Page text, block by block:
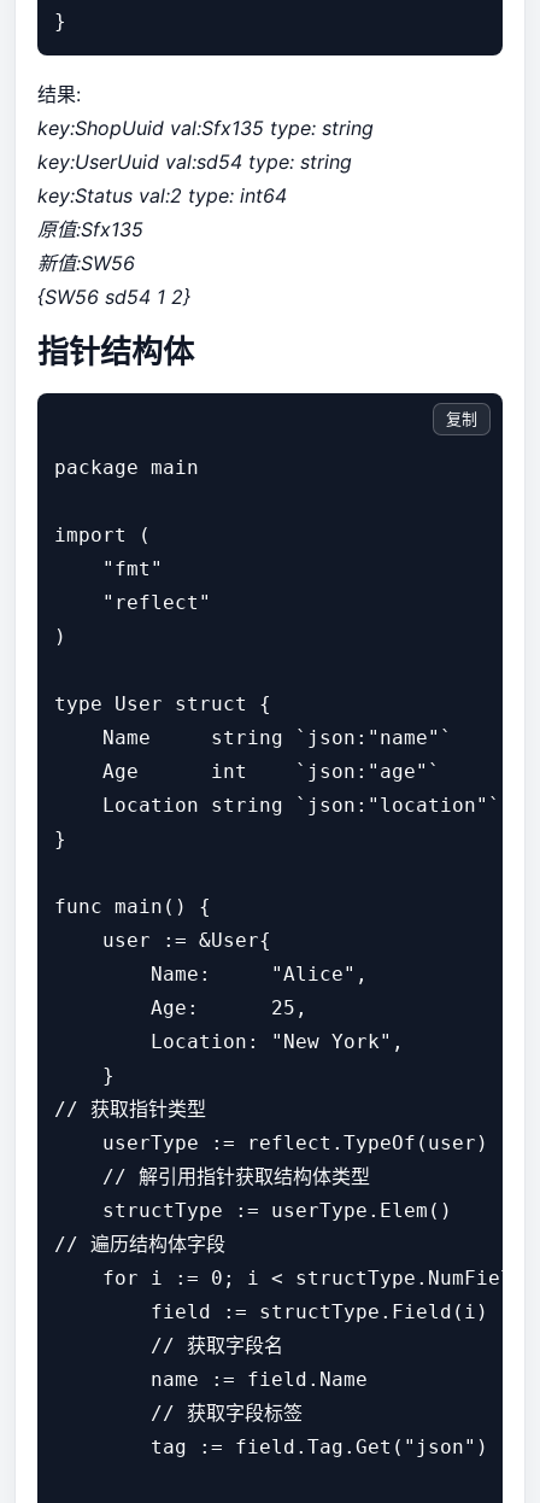
结果:
key:ShopUuid val:Sfx135 type: string
key:UserUuid val:sd54 type: string
key:Status val:2 type: int64
原值:Sfx135
新值:SW56
{SW56 sd54 1 2}
指针结构体
package main
import (
    "fmt"
    "reflect"
)
type User struct {
    Name     string `json:"name"`
    Age      int    `json:"age"`
    Location string `json:"location"`
}
func main() {
    user := &User{
        Name:     "Alice",
        Age:      25,
        Location: "New York",
    }
// 获取指针类型
    userType := reflect.TypeOf(user)
    // 解引用指针获取结构体类型
    structType := userType.Elem()
// 遍历结构体字段
for i := 0; i <
        field := structType.Field(i)
        // 获取字段名
        name := field.Name
        // 获取字段标签
        tag := field.Tag.Get("json")
复制